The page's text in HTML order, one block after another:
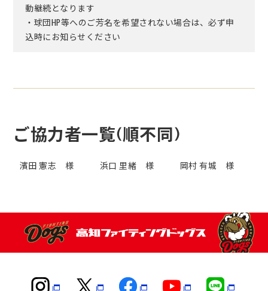
動継続となります
・球団HP等へのご芳名を希望されない場合は、必ず申
込時にお知らせください
ご協力者一覧(順不同)
濱田 憲志 様 浜口 里緒 様 岡村 有城 様